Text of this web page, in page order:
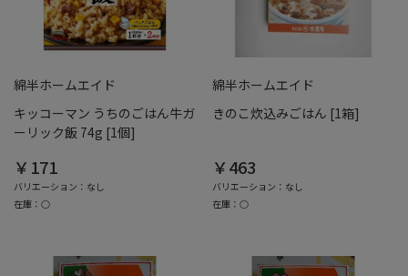
綿半ホームエイド
キッコーマン うちのごはん牛ガ
ーリック飯 74g [1個]
￥171
バリエーション：なし
在庫：○
綿半ホームエイド
きのこ炊込みごはん [1箱]
￥463
バリエーション：なし
在庫：○